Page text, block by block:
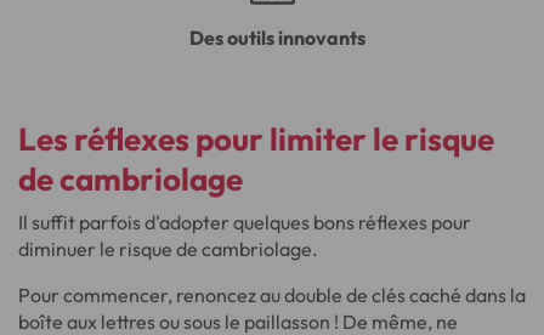
Des outils innovants
Les réflexes pour limiter le risque
de cambriolage
Il suffit parfois d'adopter quelques bons réflexes pour
diminuer le risque de cambriolage.
Pour commencer, renoncez au double de clés caché dans la
boîte aux lettres ou sous le paillasson ! De même, ne